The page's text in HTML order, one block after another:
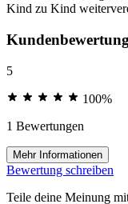
Kind zu Kind
5
100%
1 Bewertungen
Mehr Informationen
Bewertung schreiben
Teile deine Meinung